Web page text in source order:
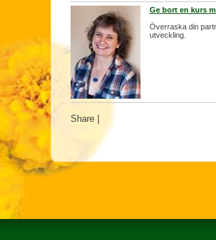
Ge bort en kurs
Överraska din
utveckling.
Share